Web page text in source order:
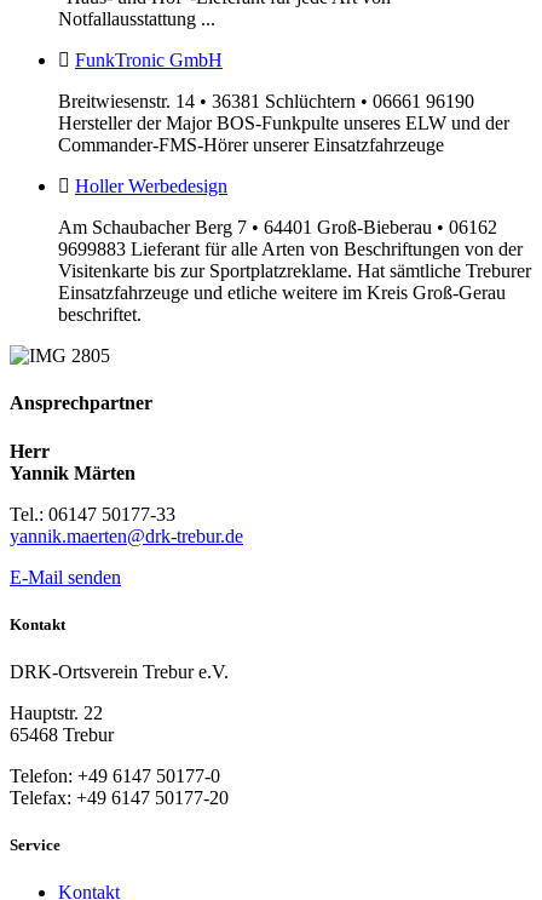
Notfallausstattung ...
FunkTronic GmbH
Breitwiesenstr. 14 • 36381 Schlüchtern • 06661 96190
Hersteller der Major BOS-Funkpulte unseres ELW und der
Commander-FMS-Hörer unserer Einsatzfahrzeuge
Holler Werbedesign
Am Schaubacher Berg 7 • 64401 Groß-Bieberau • 06162
9699883 Lieferant für alle Arten von Beschriftungen von der
Visitenkarte bis zur Sportplatzreklame. Hat sämtliche Treburer
Einsatzfahrzeuge und etliche weitere im Kreis Groß-Gerau
beschriftet.
Ansprechpartner
Herr
Yannik Märten
Tel.: 06147 50177-33
yannik.maerten@drk-trebur.de
E-Mail senden
Kontakt
DRK-Ortsverein Trebur e.V.
Hauptstr. 22
65468 Trebur
Telefon: +49 6147 50177-0
Telefax: +49 6147 50177-20
Service
Kontakt